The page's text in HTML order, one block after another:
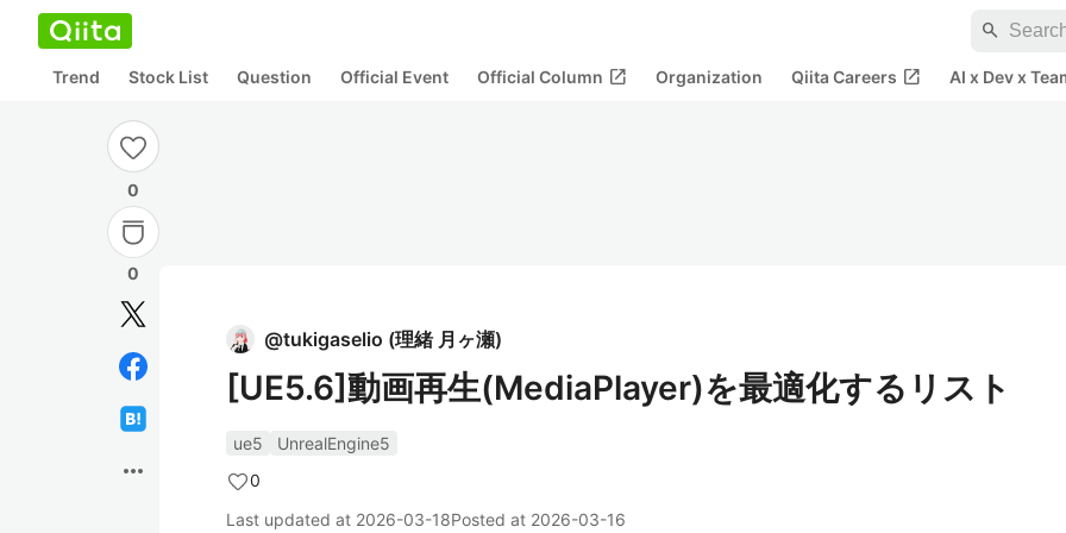
search
Trend Stock List Question Official Event Official Column open_in_new Organization Qiita Careers open_in_new AI x Dev x
0
0
more_horiz
@tukigaselio (理緒 月ヶ瀬)
[UE5.6]動画再生(MediaPlayer)を最適化するリスト
ue5
UnrealEngine5
0
Last updated at 2026-03-18Posted at 2026-03-16